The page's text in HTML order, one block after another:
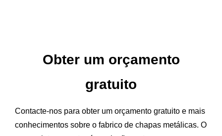
Obter um orçamento
gratuito
Contacte-nos para obter um orçamento gratuito e mais
conhecimentos sobre o fabrico de chapas metálicas. O